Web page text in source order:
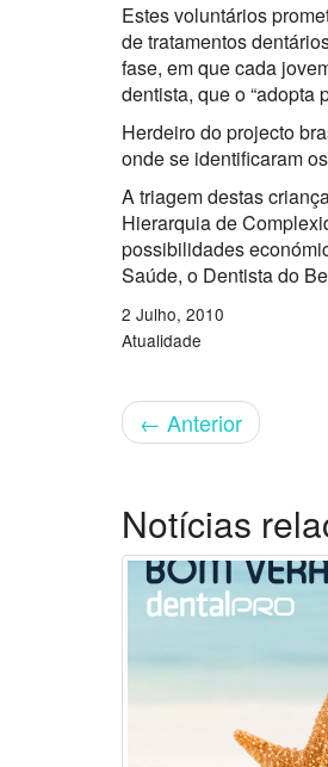
Estes voluntários
de tratamentos
fase, em que cada
dentista, que o “adopta
Herdeiro do projecto
onde se identificaram
A triagem destas
Hierarquia de
possibilidades
Saúde, o Dentista do
2 Julho, 2010
Atualidade
← Anterior
Notícias